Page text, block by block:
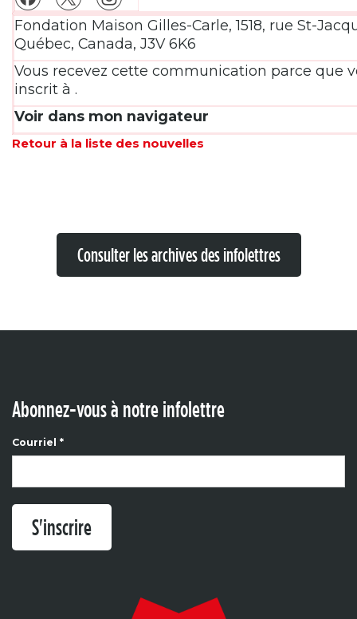
Fondation Maison Gilles-Carle, 1518, rue St-
Québec, Canada, J3V 6K6
Vous recevez cette communication parce que
inscrit à .
Voir dans mon navigateur
Retour à la liste des nouvelles
Consulter les archives des infolettres
Abonnez-vous à notre infolettre
Courriel *
S'inscrire